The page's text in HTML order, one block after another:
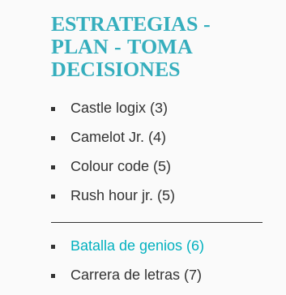
ESTRATEGIAS -
PLAN - TOMA
DECISIONES
Castle logix (3)
Camelot Jr. (4)
Colour code (5)
Rush hour jr. (5)
Batalla de genios (6)
Carrera de letras (7)